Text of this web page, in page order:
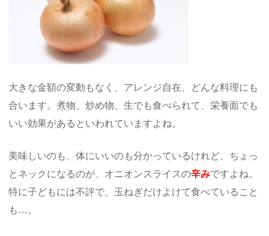
大きな金額の変動もなく、アレンジ自在、どんな料理にも
合います。煮物、炒め物、生でも食べられて、栄養面でも
いい効果があるといわれていますよね。
美味しいのも、体にいいのも分かっているけれど、ちょっ
とネックになるのが、オニオンスライスの辛みですよね。
特に子どもには不評で、玉ねぎだけよけて食べていること
も…。